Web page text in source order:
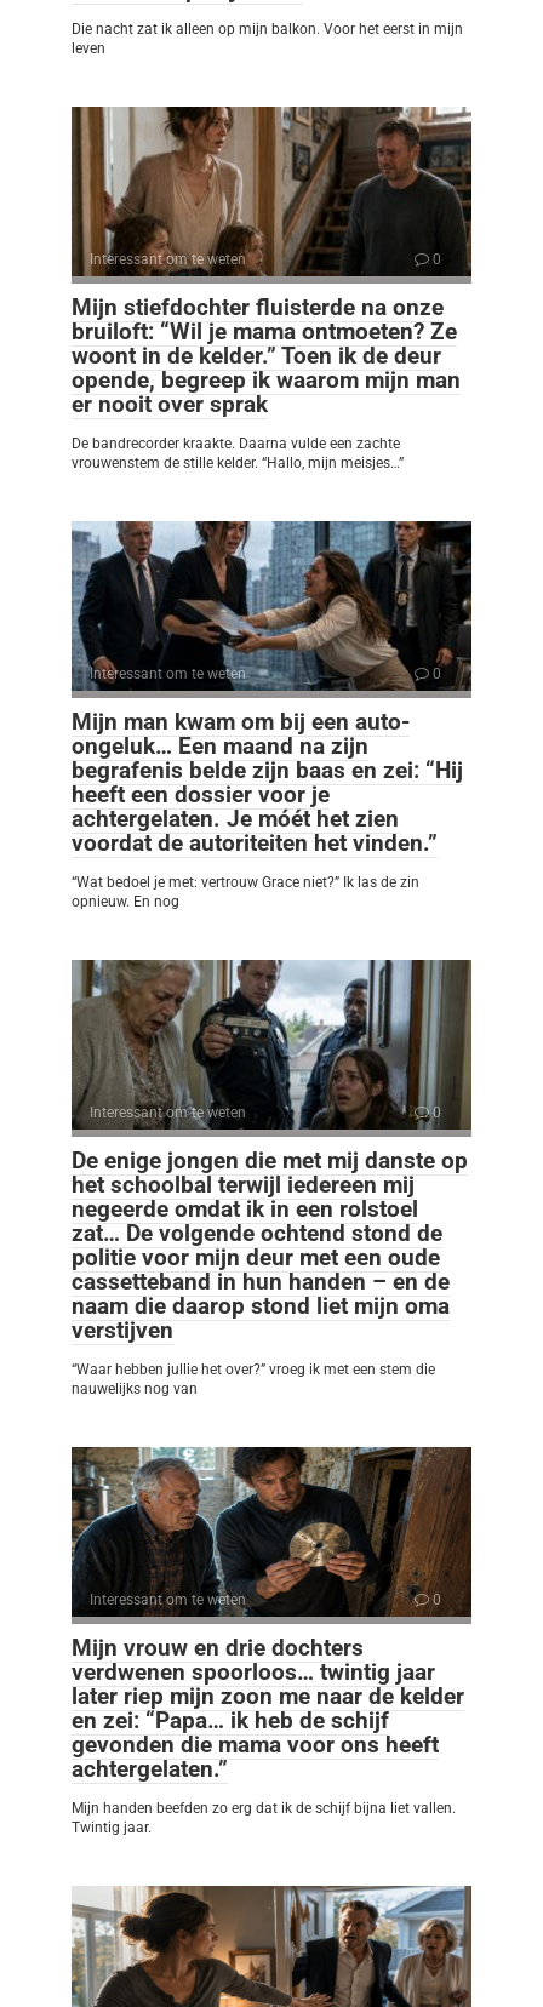
Die nacht zat ik alleen op mijn balkon. Voor het eerst in mijn
leven
Interessant om te weten 0
Mijn stiefdochter fluisterde na onze
bruiloft: “Wil je mama ontmoeten? Ze
woont in de kelder.” Toen ik de deur
opende, begreep ik waarom mijn man
er nooit over sprak
De bandrecorder kraakte. Daarna vulde een zachte
vrouwenstem de stille kelder. “Hallo, mijn meisjes…”
Interessant om te weten 0
Mijn man kwam om bij een auto-
ongeluk… Een maand na zijn
begrafenis belde zijn baas en zei: “Hij
heeft een dossier voor je
achtergelaten. Je móét het zien
voordat de autoriteiten het vinden.”
“Wat bedoel je met: vertrouw Grace niet?” Ik las de zin
opnieuw. En nog
Interessant om te weten 0
De enige jongen die met mij danste op
het schoolbal terwijl iedereen mij
negeerde omdat ik in een rolstoel
zat… De volgende ochtend stond de
politie voor mijn deur met een oude
cassetteband in hun handen – en de
naam die daarop stond liet mijn oma
verstijven
“Waar hebben jullie het over?” vroeg ik met een stem die
nauwelijks nog van
Interessant om te weten 0
Mijn vrouw en drie dochters
verdwenen spoorloos… twintig jaar
later riep mijn zoon me naar de kelder
en zei: “Papa… ik heb de schijf
gevonden die mama voor ons heeft
achtergelaten.”
Mijn handen beefden zo erg dat ik de schijf bijna liet vallen.
Twintig jaar.